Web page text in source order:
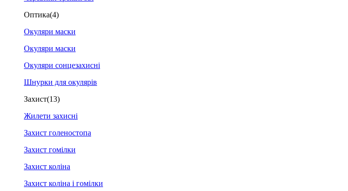
Оптика(4)
Окуляри маски
Окуляри маски
Окуляри сонцезахисні
Шнурки для окулярів
Захист(13)
Жилети захисні
Захист голеностопа
Захист гомілки
Захист коліна
Захист коліна і гомілки